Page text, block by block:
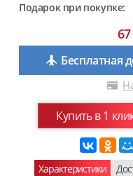
Подарок при покупке:
Бесплатная
Купить в 1
Характеристики